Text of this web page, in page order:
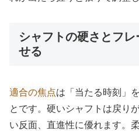
シャフトの硬さとフ
せる
適合の焦点は「当たる時刻」
とです。硬いシャフトは戻り
い反面、直進性に優れます。